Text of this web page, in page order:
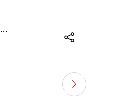
Requiem in D Minor, K. 626: IV. Tuba mirum